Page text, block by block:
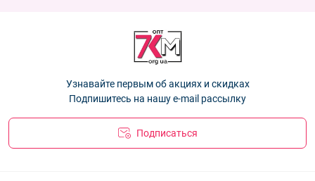
— 59.40 ₴
Варежки детские двойные с мехом Оптом 3-5 лет "Honey"
— 59.40 ₴
Варежки подростковые двойные с мехом Оптом для
девочек 11-13 лет "Snowflake" E0959 L— 86.40 ₴
Узнавайте первым об акциях и скидках
Подпишитесь на нашу e-mail рассылку
Подписаться